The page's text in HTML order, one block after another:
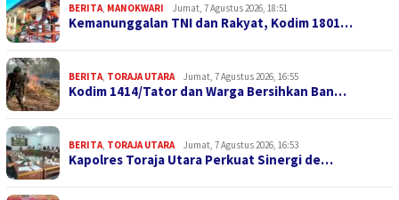
BERITA MANOKWARI Jumat, 7 Agustus 2026, 18:51
Kemanunggalan TNI dan Rakyat, Kodim 1801…
BERITA TORAJA UTARA Jumat, 7 Agustus 2026, 16:55
Kodim 1414/Tator dan Warga Bersihkan Ban…
BERITA TORAJA UTARA Jumat, 7 Agustus 2026, 16:53
Kapolres Toraja Utara Perkuat Sinergi de…